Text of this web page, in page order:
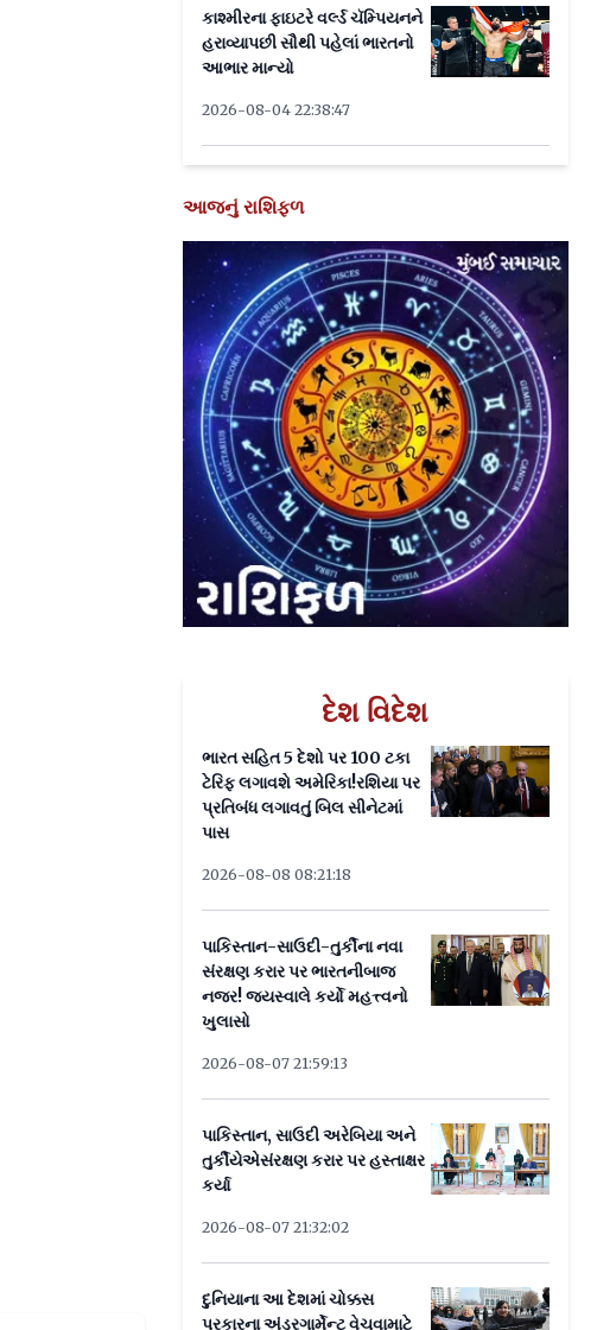
કાશ્મીરના ફાઇટરે વર્લ્ડ ચૅમ્પિયનને
હરાવ્યાપછી સૌથી પહેલાં ભારતનો
આભાર માન્યો
2026-08-04 22:38:47
આજનું રાશિફળ
દેશ વિદેશ
ભારત સહિત 5 દેશો પર 100 ટકા
ટેરિફ લગાવશે અમેરિકા!રશિયા પર
પ્રતિબંધ લગાવતું બિલ સીનેટમાં
પાસ
2026-08-08 08:21:18
પાકિસ્તાન-સાઉદી-તુર્કીના નવા
સંરક્ષણ કરાર પર ભારતનીબાજ
નજર! જયસ્વાલે કર્યો મહત્ત્વનો
ખુલાસો
2026-08-07 21:59:13
પાકિસ્તાન, સાઉદી અરેબિયા અને
તુર્કીયેએસંરક્ષણ કરાર પર હસ્તાક્ષર
કર્યા
2026-08-07 21:32:02
દુનિયાના આ દેશમાં ચોક્કસ
પ્રકારના અંડરગાર્મેન્ટ વેચવામાટે